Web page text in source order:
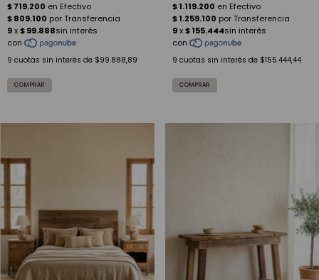
9 cuotas sin interés de $99.888,89 9 cuotas sin interés de $155.444,44